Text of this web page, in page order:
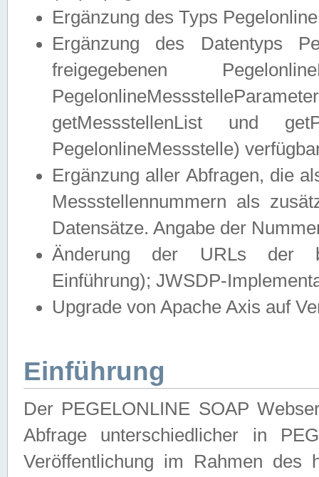
Ergänzung des Typs
Ergänzung des Datentyps
freigegebenen
getMessstellenList und
PegelonlineMessstelle)
Ergänzung aller Abfragen, die
Messstellennummern als
Datensätze. Angabe der
Änderung der URLs der
Einführung); JWSDP-
Upgrade von Apache Axis auf
Einführung
Der PEGELONLINE SOAP
Abfrage unterschiedlicher in
Veröffentlichung im Rahmen des